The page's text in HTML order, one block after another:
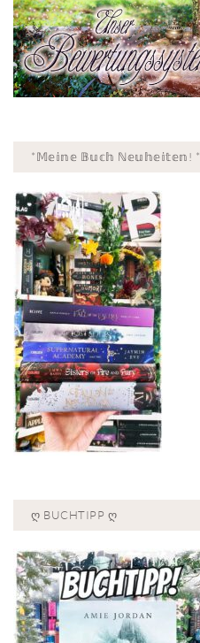
*𝕄𝕖𝕚𝕟𝕖 𝔹𝕦𝕔𝕙 ℕ𝕖𝕦𝕙𝕖𝕚𝕥𝕖𝕟! *
Ღ BUCHTIPP Ღ